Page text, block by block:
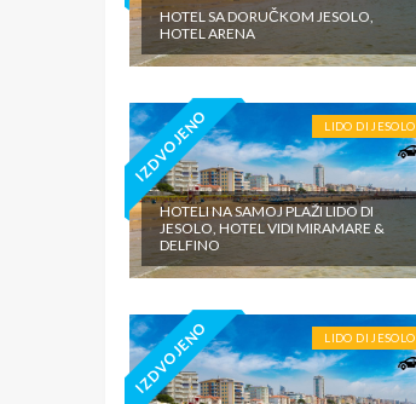
HOTEL SA DORUČKOM JESOLO,
HOTEL ARENA
IZDVOJENO LIDO DI JESOLO
HOTELI NA SAMOJ PLAŽI LIDO DI
JESOLO, HOTEL VIDI MIRAMARE &
DELFINO
IZDVOJENO LIDO DI JESOLO